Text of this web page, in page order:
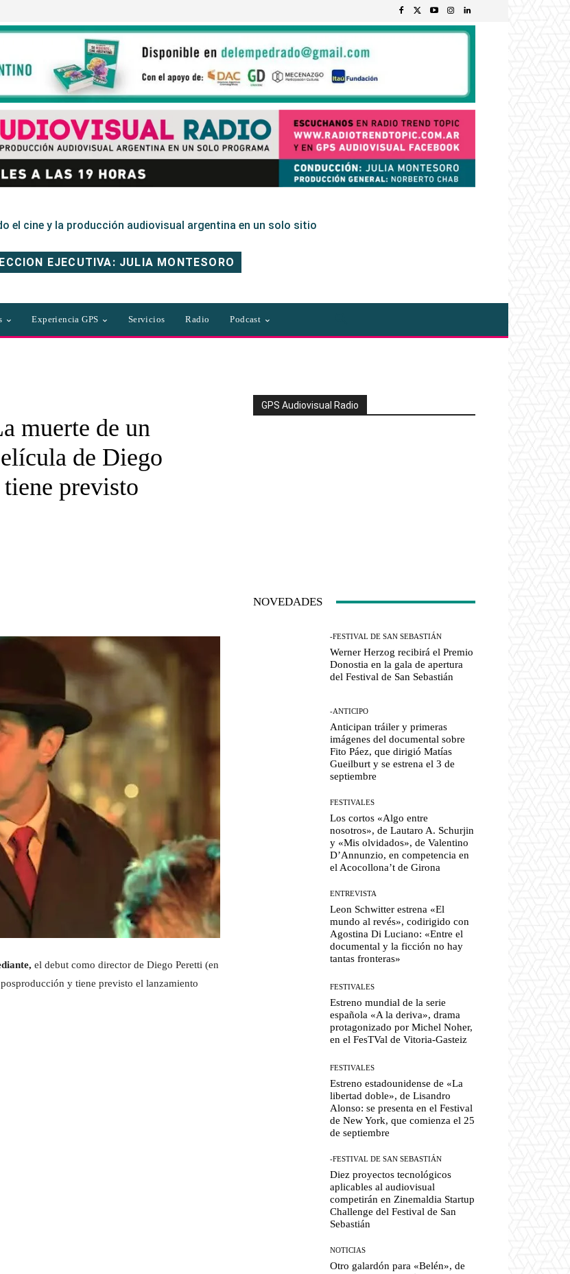
el cine y la producción audiovisual argentina en un solo sitio
EJECUTIVA: JULIA MONTESORO
Experiencia GPS Servicios Radio Podcast
muerte de un
de Diego
previsto
el debut como director de Diego Peretti (en
y tiene previsto el lanzamiento
GPS Audiovisual Radio
NOVEDADES
-FESTIVAL DE SAN SEBASTIÁN
Werner Herzog recibirá el Premio
Donostia en la gala de apertura
del Festival de San Sebastián
-ANTICIPO
Anticipan tráiler y primeras
imágenes del documental sobre
Fito Páez, que dirigió Matías
Gueilburt y se estrena el 3 de
septiembre
FESTIVALES
Los cortos «Algo entre
nosotros», de Lautaro A. Schurjin
y «Mis olvidados», de Valentino
D’Annunzio, en competencia en
el Acocollona’t de Girona
ENTREVISTA
Leon Schwitter estrena «El
mundo al revés», codirigido con
Agostina Di Luciano: «Entre el
documental y la ficción no hay
tantas fronteras»
FESTIVALES
Estreno mundial de la serie
española «A la deriva», drama
protagonizado por Michel Noher,
en el FesTVal de Vitoria-Gasteiz
FESTIVALES
Estreno estadounidense de «La
libertad doble», de Lisandro
Alonso: se presenta en el Festival
de New York, que comienza el 25
de septiembre
-FESTIVAL DE SAN SEBASTIÁN
Diez proyectos tecnológicos
aplicables al audiovisual
competirán en Zinemaldia Startup
Challenge del Festival de San
Sebastián
NOTICIAS
Otro galardón para «Belén», de